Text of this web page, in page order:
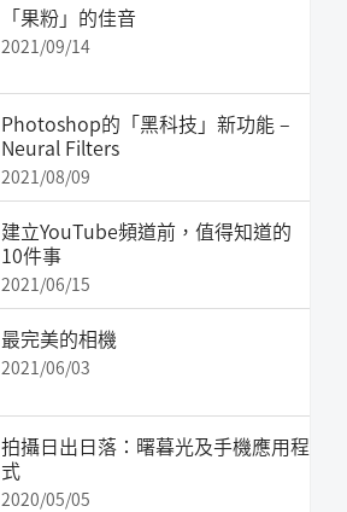
「果粉」的佳音
2021/09/14
Photoshop的「黑科技」新功能 –
Neural Filters
2021/08/09
建立YouTube頻道前，值得知道的
10件事
2021/06/15
最完美的相機
2021/06/03
拍攝日出日落：曙暮光及手機應用程
式
2020/05/05